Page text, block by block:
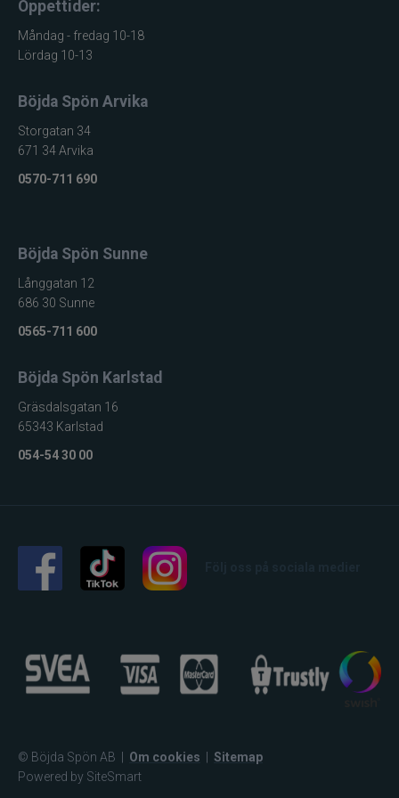
Användning
Förvaring
Öppettider:
Måndag - fredag 10-18
Lördag 10-13
Böjda Spön Arvika
Storgatan 34
671 34 Arvika
0570-711 690
Böjda Spön Sunne
Långgatan 12
686 30 Sunne
0565-711 600
Böjda Spön Karlstad
Gräsdalsgatan 16
65343 Karlstad
054-54 30 00
© Böjda Spön AB Om cookies
Sitemap
Powered by SiteSmart